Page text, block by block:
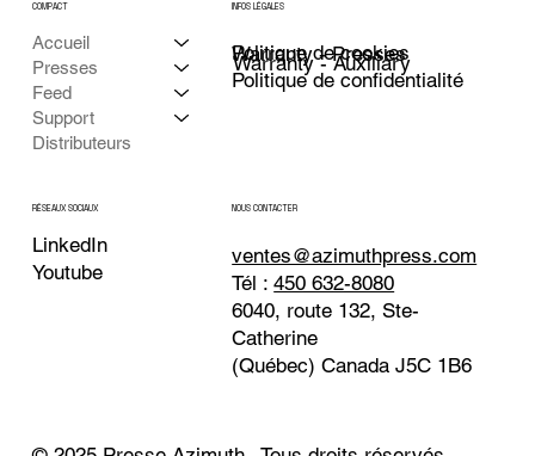
Accueil
Presses
Feed
Support
Distributeurs
COMPACT INFOS LÉGALES
Politique de cookies
Politique de confidentialité
Warranty - Presses
Warranty - Auxiliary
RÉSEAUX SOCIAUX
LinkedIn
Youtube
NOUS CONTACTER
ventes@azimuthpress.com
Tél :450 632-8080
6040, route 132, Ste-
Catherine
(Québec) Canada J5C 1B6